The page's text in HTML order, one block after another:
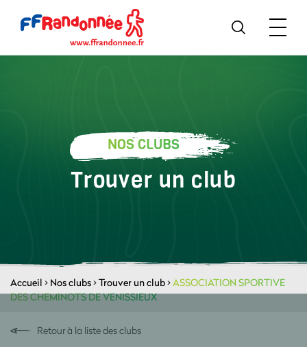
NOS CLUBS
Trouver un club
Accueil > Nos clubs>Trouver un club>ASSOCIATION SPORTIVE
DES CHEMINOTS DE VENISSIEUX
Retour à la liste des clubs